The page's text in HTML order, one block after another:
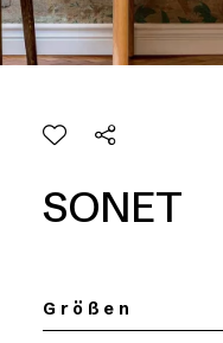
SONET
Größen